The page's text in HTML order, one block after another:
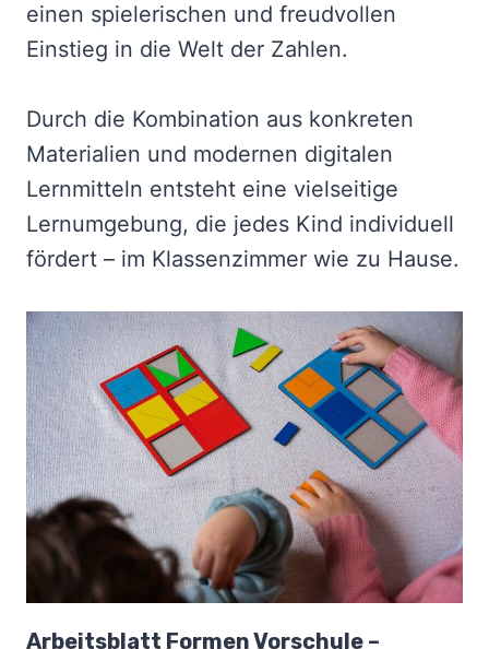
einen spielerischen und freudvollen
Einstieg in die Welt der Zahlen.
Durch die Kombination aus konkreten
Materialien und modernen digitalen
Lernmitteln entsteht eine vielseitige
Lernumgebung, die jedes Kind individuell
fördert – im Klassenzimmer wie zu Hause.
Arbeitsblatt Formen Vorschule –